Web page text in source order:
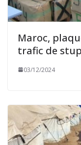
Maroc,
trafic de
03/12/2024